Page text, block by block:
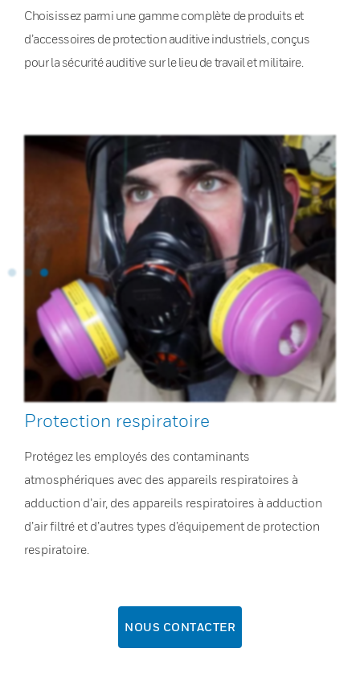
Choisissez parmi une gamme complète de produits et
d’accessoires de protection auditive industriels, conçus
pour la sécurité auditive sur le lieu de travail et militaire.
Protection respiratoire
Protégez les employés des contaminants
atmosphériques avec des appareils respiratoires à
adduction d’air, des appareils respiratoires à adduction
d’air filtré et d’autres types d’équipement de protection
respiratoire.
NOUS CONTACTER